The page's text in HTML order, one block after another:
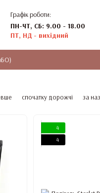
Графік роботи:
ПН-ЧТ, СБ: 9.00 - 18.00
ПТ, НД - вихідний
спочатку дорожчі за
4
4